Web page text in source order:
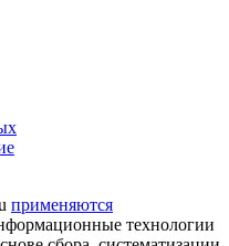
применяются
технологии